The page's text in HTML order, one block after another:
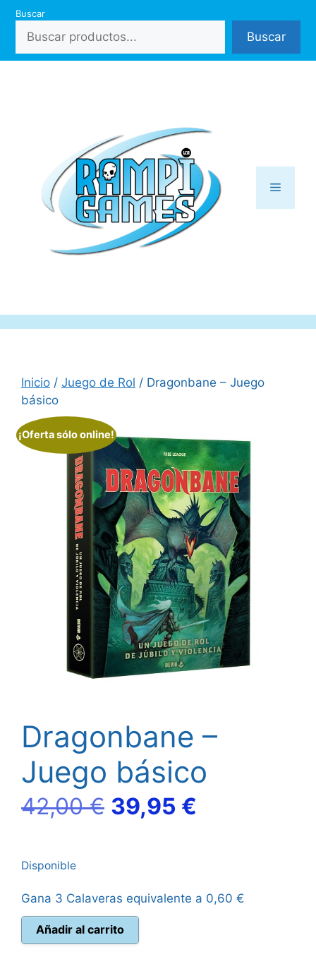
Saltar
contenido
Buscar
Buscar
Menú
Inicio / Juego de Rol / Dragonbane – Juego
básico
¡Oferta sólo online!
Dragonbane –
Juego básico
42,00€ El
era:
42,00 €.
39,95 €
es:
Disponible
Gana 3 Calaveras equivalente a 0,60 €
Dragonbane
-
Añadir al carrito